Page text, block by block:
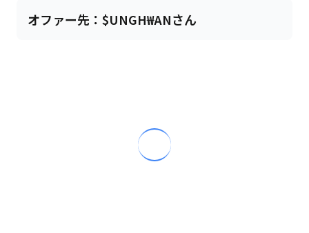
オファー先： $UNGH₩ANさん